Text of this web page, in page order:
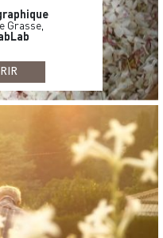
Grasse,